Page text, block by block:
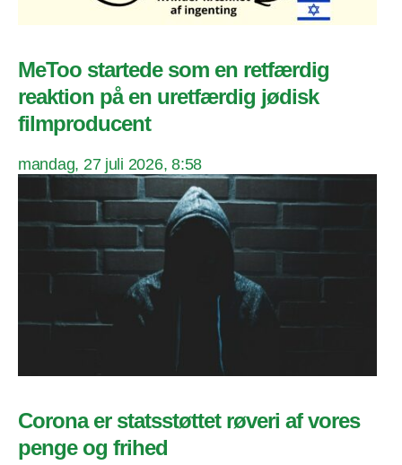
MeToo startede som en retfærdig
reaktion på en uretfærdig jødisk
filmproducent
mandag, 27 juli 2026, 8:58
Corona er statsstøttet røveri af vores
penge og frihed